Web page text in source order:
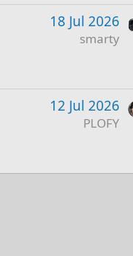
18 Jul 2026
smarty
12 Jul 2026
PLOFY